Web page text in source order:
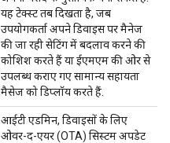
यह टेक्स्ट तब दिखता है, जब
उपयोगकर्ता अपने डिवाइस पर मैनेज
की जा रही सेटिंग में बदलाव करने की
कोशिश करते हैं या ईएमएम की ओर से
उपलब्ध कराए गए सामान्य सहायता
मैसेज को डिप्लॉय करते हैं.
आईटी एडमिन, डिवाइसों के लिए
ओवर-द-एयर (OTA) सिस्टम अपडेट